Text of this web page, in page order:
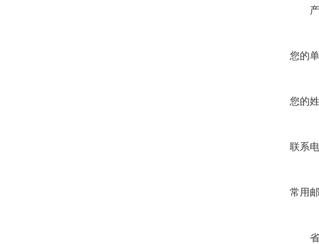
您的
您的
联系
常用